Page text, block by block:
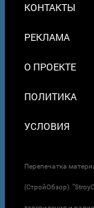
В
КОНТАКТЫ
РЕКЛАМА
О ПРОЕКТЕ
ПОЛИТИКА
УСЛОВИЯ
Перепечатка
(СтройОбзор).